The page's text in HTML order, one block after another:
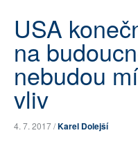
ARCHIV
ROZHOVORY
TÉMATA
USA
na
nebudou
vliv
4. 7. 2017 /Karel Dolejší